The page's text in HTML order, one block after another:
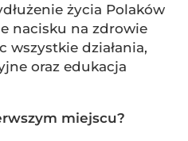
życia Polaków
nacisku na zdrowie
wszystkie działania,
oraz edukacja
miejscu?